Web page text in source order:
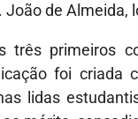
de Almeida,
três primeiros
foi criada
lidas